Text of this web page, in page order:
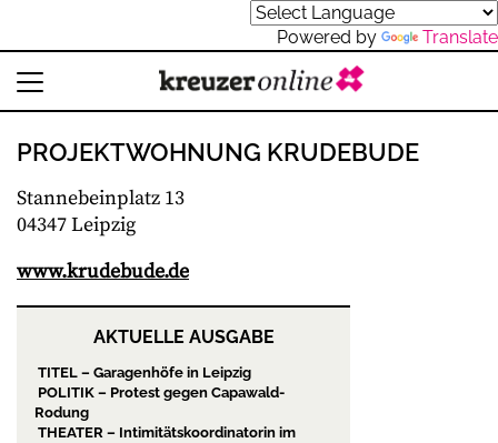
Powered by Translate
PROJEKTWOHNUNG KRUDEBUDE
Stannebeinplatz 13
04347 Leipzig
www.krudebude.de
AKTUELLE AUSGABE
TITEL – Garagenhöfe in Leipzig
POLITIK – Protest gegen Capawald-
Rodung
THEATER – Intimitätskoordinatorin im